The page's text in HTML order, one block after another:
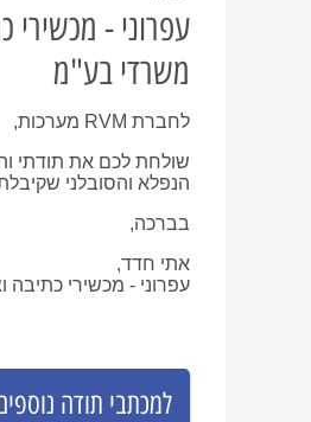
עפרוני - מכשירי
משרדי בע"מ
לחברת RVM מערכות,
שולחת לכם את תודתי
הנפלא והסובלני
בברכה,
אתי חדד,
עפרוני - מכשירי כתיבה
למכתבי תודה